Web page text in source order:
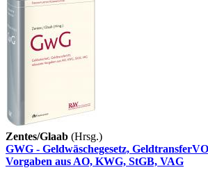
Zentes/Glaab (Hrsg.)
GWG - Geldwäschegesetz,
Vorgaben aus AO, KWG, StGB, VAG